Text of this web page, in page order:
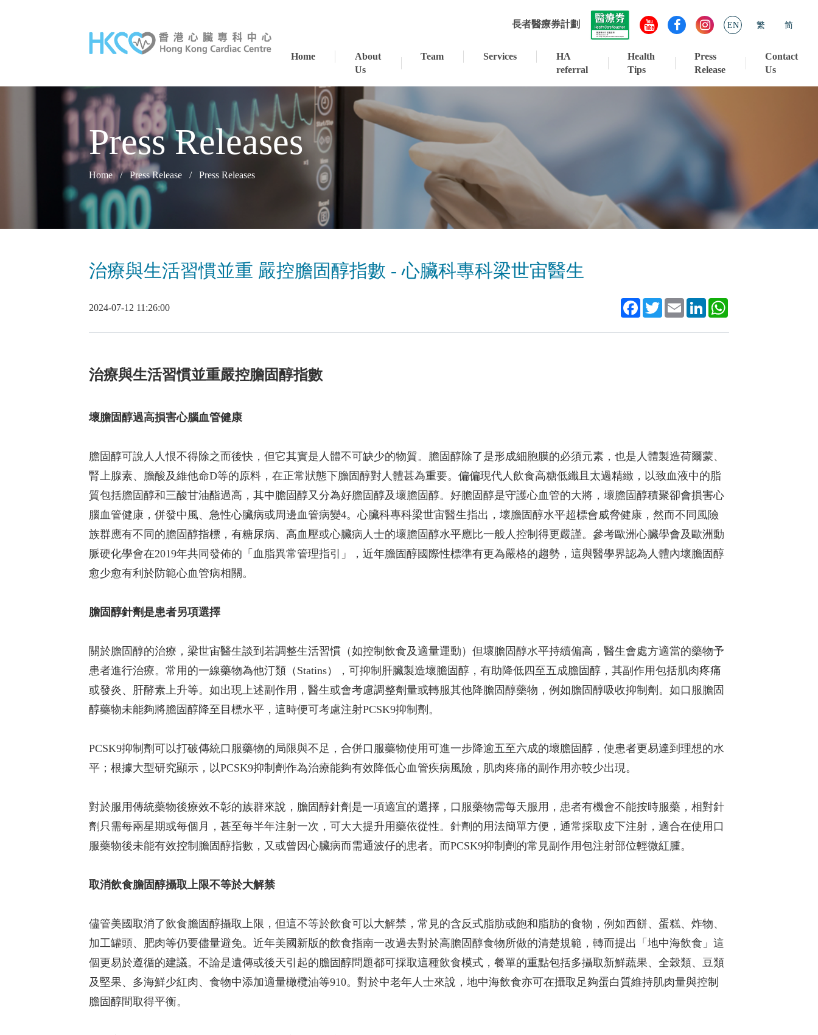
長者醫療券計劃 EN 繁 简
Home
About
Us
Team Services
HA
referral
Health
Tips
Press
Release
Contact
Us
Press Releases
Home / Press Release / Press Releases
治療與生活習慣並重 嚴控膽固醇指數 - 心臟科專科梁世宙醫生
2024-07-12 11:26:00 Facebook
TwitterEmailLinkedInWhatsApp
治療與生活習慣並重嚴控膽固醇指數
壞膽固醇過高損害心腦血管健康
膽固醇可說人人恨不得除之而後快，但它其實是人體不可缺少的物質。膽固醇除了是形成細胞膜的必須元素，也是人體製造荷爾蒙、
腎上腺素、膽酸及維他命D等的原料，在正常狀態下膽固醇對人體甚為重要。偏偏現代人飲食高糖低纖且太過精緻，以致血液中的脂
質包括膽固醇和三酸甘油酯過高，其中膽固醇又分為好膽固醇及壞膽固醇。好膽固醇是守護心血管的大將，壞膽固醇積聚卻會損害心
腦血管健康，併發中風、急性心臟病或周邊血管病變4。心臟科專科梁世宙醫生指出，壞膽固醇水平超標會威脅健康，然而不同風險
族群應有不同的膽固醇指標，有糖尿病、高血壓或心臟病人士的壞膽固醇水平應比一般人控制得更嚴謹。參考歐洲心臟學會及歐洲動
脈硬化學會在2019年共同發佈的「血脂異常管理指引」，近年膽固醇國際性標準有更為嚴格的趨勢，這與醫學界認為人體內壞膽固醇
愈少愈有利於防範心血管病相關。
膽固醇針劑是患者另項選擇
關於膽固醇的治療，梁世宙醫生談到若調整生活習慣（如控制飲食及適量運動）但壞膽固醇水平持續偏高，醫生會處方適當的藥物予
患者進行治療。常用的一線藥物為他汀類（Statins），可抑制肝臟製造壞膽固醇，有助降低四至五成膽固醇，其副作用包括肌肉疼痛
或發炎、肝酵素上升等。如出現上述副作用，醫生或會考慮調整劑量或轉服其他降膽固醇藥物，例如膽固醇吸收抑制劑。如口服膽固
醇藥物未能夠將膽固醇降至目標水平，這時便可考慮注射PCSK9抑制劑。
PCSK9抑制劑可以打破傳統口服藥物的局限與不足，合併口服藥物使用可進一步降逾五至六成的壞膽固醇，使患者更易達到理想的水
平；根據大型研究顯示，以PCSK9抑制劑作為治療能夠有效降低心血管疾病風險，肌肉疼痛的副作用亦較少出現。
對於服用傳統藥物後療效不彰的族群來說，膽固醇針劑是一項適宜的選擇，口服藥物需每天服用，患者有機會不能按時服藥，相對針
劑只需每兩星期或每個月，甚至每半年注射一次，可大大提升用藥依從性。針劑的用法簡單方便，通常採取皮下注射，適合在使用口
服藥物後未能有效控制膽固醇指數，又或曾因心臟病而需通波仔的患者。而PCSK9抑制劑的常見副作用包注射部位輕微紅腫。
取消飲食膽固醇攝取上限不等於大解禁
儘管美國取消了飲食膽固醇攝取上限，但這不等於飲食可以大解禁，常見的含反式脂肪或飽和脂肪的食物，例如西餅、蛋糕、炸物、
加工罐頭、肥肉等仍要儘量避免。近年美國新版的飲食指南一改過去對於高膽固醇食物所做的清楚規範，轉而提出「地中海飲食」這
個更易於遵循的建議。不論是遺傳或後天引起的膽固醇問題都可採取這種飲食模式，餐單的重點包括多攝取新鮮蔬果、全穀類、豆類
及堅果、多海鮮少紅肉、食物中添加適量橄欖油等910。對於中老年人士來說，地中海飲食亦可在攝取足夠蛋白質維持肌肉量與控制
膽固醇間取得平衡。